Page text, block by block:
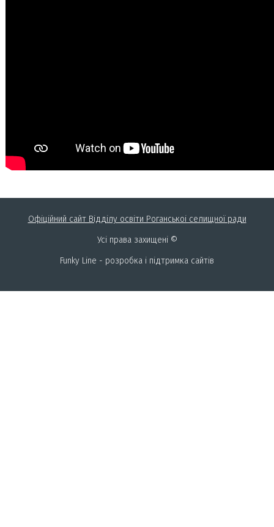
Офіційний сайт Відділу освіти Роганськоі селищної ради
Усі права захищені ©
Funky Line - розробка і підтримка сайтів